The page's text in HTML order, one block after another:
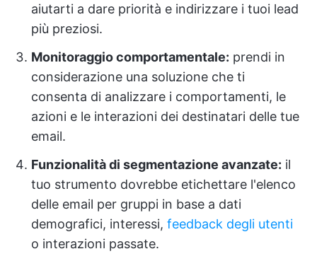
aiutarti a dare priorità e indirizzare i tuoi lead
più preziosi.
Monitoraggio comportamentale: prendi in
considerazione una soluzione che ti
consenta di analizzare i comportamenti, le
azioni e le interazioni dei destinatari delle tue
email.
Funzionalità di segmentazione avanzate: il
tuo strumento dovrebbe etichettare l'elenco
delle email per gruppi in base a dati
demografici, interessi, feedback degli utenti
o interazioni passate.